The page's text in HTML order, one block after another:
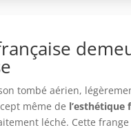
tombé aérien,
même de l’esthétique
léché. Cette